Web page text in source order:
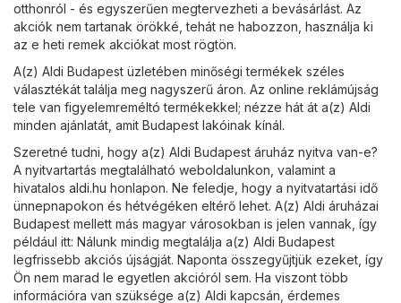
otthonról - és egyszerűen megtervezheti a bevásárlást. Az
akciók nem tartanak örökké, tehát ne habozzon, használja ki
az e heti remek akciókat most rögtön.
A(z) Aldi Budapest üzletében minőségi termékek széles
választékát találja meg nagyszerű áron. Az online reklámújság
tele van figyelemreméltó termékekkel; nézze hát át a(z) Aldi
minden ajánlatát, amit Budapest lakóinak kínál.
Szeretné tudni, hogy a(z) Aldi Budapest áruház nyitva van-e?
A nyitvartartás megtalálható weboldalunkon, valamint a
hivatalos aldi.hu honlapon. Ne feledje, hogy a nyitvatartási idő
ünnepnapokon és hétvégéken eltérő lehet. A(z) Aldi áruházai
Budapest mellett más magyar városokban is jelen vannak, így
például itt: Nálunk mindig megtalálja a(z) Aldi Budapest
legfrissebb akciós újságját. Naponta összegyűjtjük ezeket, így
Ön nem marad le egyetlen akcióról sem. Ha viszont több
információra van szüksége a(z) Aldi kapcsán, érdemes